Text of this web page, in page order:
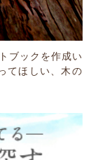
ブックを作成い
てほしい、木の